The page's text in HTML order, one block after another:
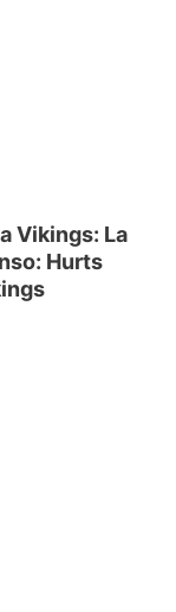
Vikings: La
Hurts